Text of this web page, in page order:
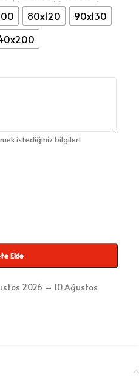
80x120
90x130
istediğiniz bilgileri
Ekle
2026 – 10 Ağustos